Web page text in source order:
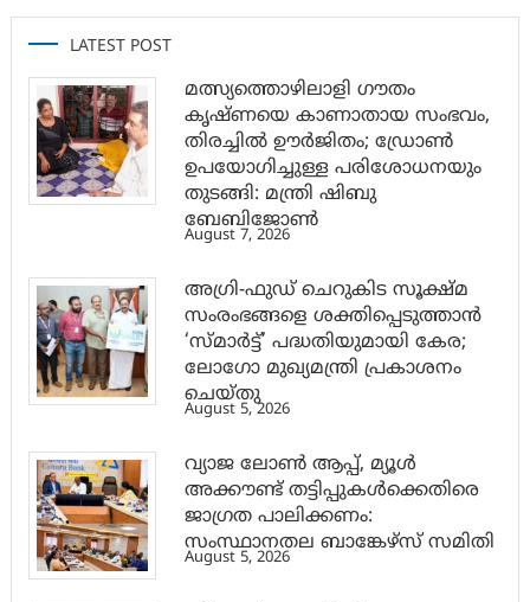
LATEST POST
മത്സ്യത്തൊഴിലാളി ഗൗതം
കൃഷ്ണയെ കാണാതായ സംഭവം,
തിരച്ചിൽ ഊർജിതം; ഡ്രോണ്‍
ഉപയോഗിച്ചുള്ള പരിശോധനയും
തുടങ്ങി: മന്ത്രി ഷിബു
ബേബിജോണ്‍
August 7, 2026
അഗ്രി-ഫുഡ് ചെറുകിട സൂക്ഷ്മ
സംരംഭങ്ങളെ ശക്തിപ്പെടുത്താന്‍
‘സ്മാര്‍ട്ട്’ പദ്ധതിയുമായി കേര;
ലോഗോ മുഖ്യമന്ത്രി പ്രകാശനം
ചെയ്തു
August 5, 2026
വ്യാജ ലോൺ ആപ്പ്, മ്യൂൾ
അക്കൗണ്ട് തട്ടിപ്പുകൾക്കെതിരെ
ജാ​ഗ്രത പാലിക്കണം:
സംസ്ഥാനതല ബാങ്കേഴ്സ് സമിതി
August 5, 2026